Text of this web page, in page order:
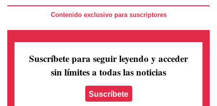
Contenido exclusivo para suscriptores
Suscríbete para seguir leyendo y acceder
sin límites a todas las noticias
Suscríbete